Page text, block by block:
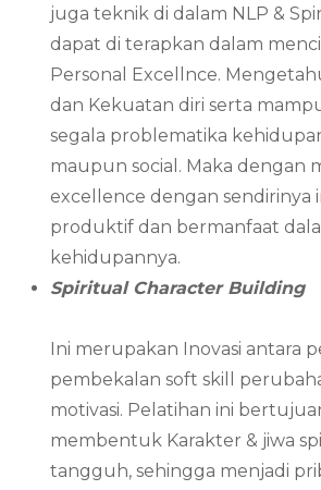
juga teknik di dalam NLP &
dapat di terapkan dalam
Personal Excellnce.
dan Kekuatan diri serta
segala problematika
maupun social. Maka dengan
excellence dengan sendirinya
produktif dan bermanfaat
kehidupannya.
Spiritual Character Building
Ini merupakan Inovasi antara
pembekalan soft skill
motivasi. Pelatihan ini
membentuk Karakter & jiwa
tangguh, sehingga menjadi